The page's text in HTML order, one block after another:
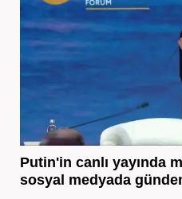
Putin'in canlı yayında
sosyal medyada